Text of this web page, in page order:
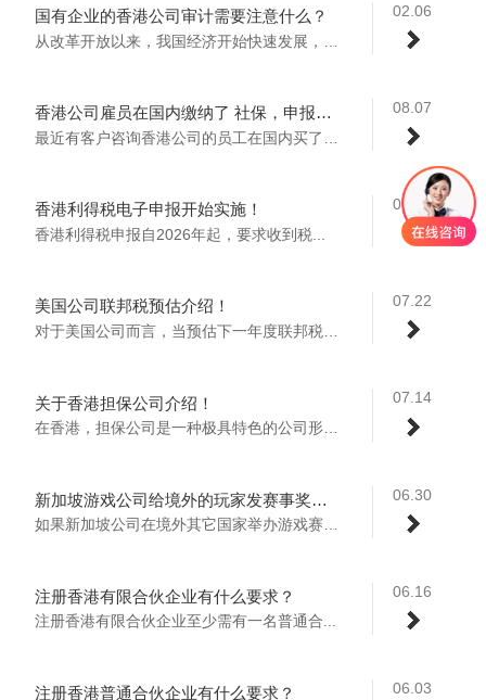
02.06
国有企业的香港公司审计需要注意什么？
08.07
香港公司雇员在国内缴纳了 社保，申报薪俸税是按照应发还是实发？
07.29
香港利得税电子申报开始实施！
香港利得税申报自2026年起，要求收到税...
07.22
美国公司联邦税预估介绍！
07.14
关于香港担保公司介绍！
在香港，担保公司是一种极具特色的公司形式...
06.30
新加坡游戏公司给境外的玩家发赛事奖金或者肖像权授权费需要在新加坡申报个税或者预估税吗？
如果新加坡公司在境外其它国家举办游戏赛事...
06.16
注册香港有限合伙企业有什么要求？
注册香港有限合伙企业至少需有‌一名普通合...
06.03
注册香港普通合伙企业有什么要求？